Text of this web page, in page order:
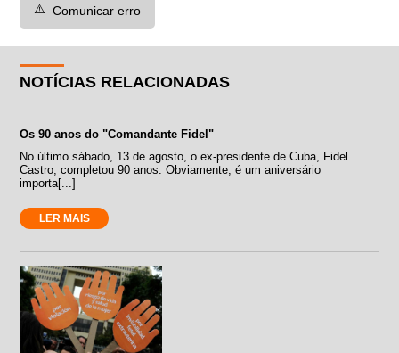
⚠️ Comunicar erro
NOTÍCIAS RELACIONADAS
Os 90 anos do "Comandante Fidel"
No último sábado, 13 de agosto, o ex-presidente de Cuba, Fidel
Castro, completou 90 anos. Obviamente, é um aniversário
importa[...]
LER MAIS